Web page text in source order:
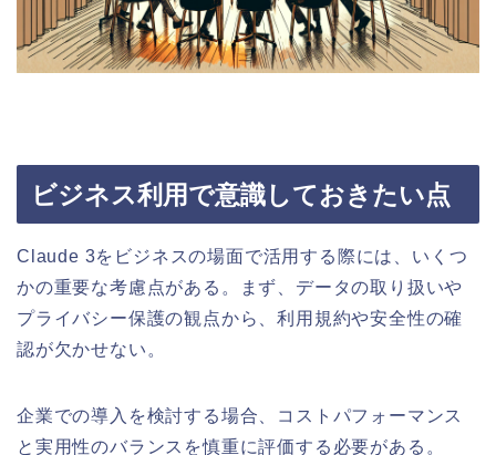
ビジネス利用で意識しておきたい点
Claude 3をビジネスの場面で活用する際には、いくつ
かの重要な考慮点がある。まず、データの取り扱いや
プライバシー保護の観点から、利用規約や安全性の確
認が欠かせない。
企業での導入を検討する場合、コストパフォーマンス
と実用性のバランスを慎重に評価する必要がある。